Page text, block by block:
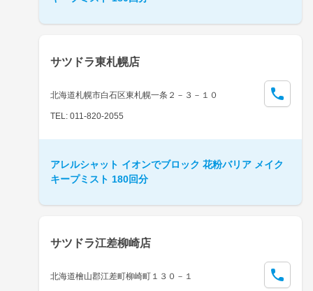
サツドラ東札幌店
北海道札幌市白石区東札幌一条２－３－１０
TEL: 011-820-2055
アレルシャット イオンでブロック 花粉バリア メイク
キープミスト 180回分
サツドラ江差柳崎店
北海道檜山郡江差町柳崎町１３０－１